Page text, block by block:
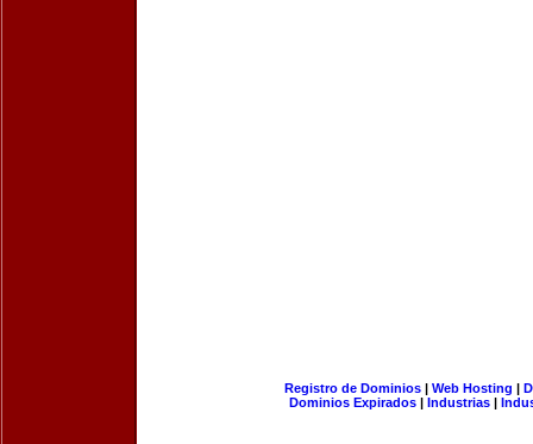
Registro de Dominios| Web Hosting |
Dominios Expirados | Industrias |